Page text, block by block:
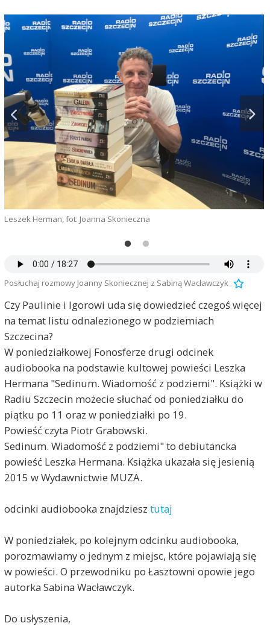
Leszek Herman, fot. Joanna Skonieczna
Posłuchaj rozmowy Joanny Skoniecznej z Sabiną Wacławczyk
Czy Paulinie i Igorowi uda się dowiedzieć czegoś więcej
na temat listu odnalezionego w podziemiach
Szczecina?
W poniedziałkowej Fonosferze drugi odcinek
audiobooka na podstawie kultowej powieści Leszka
Hermana "Sedinum. Wiadomość z podziemi". Książki w
Radiu Szczecin możecie słuchać od poniedziałku do
piątku po 11 oraz w poniedziałki po 19.
Powieść czyta Piotr Grabowski.
Sedinum. Wiadomość z podziemi" to debiutancka
powieść Leszka Hermana. Książka ukazała się jesienią
2015 w Wydawnictwie MUZA.
odcinki audiobooka znajdziesz tutaj
W poniedziałek, po kolejnym odcinku audiobooka,
porozmawiamy o jednym z miejsc, które pojawiają się
w powieści. O przewodniku po Łasztowni opowie jego
autorka Sabina Wacławczyk.
Do usłyszenia,